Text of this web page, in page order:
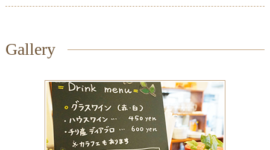
Gallery